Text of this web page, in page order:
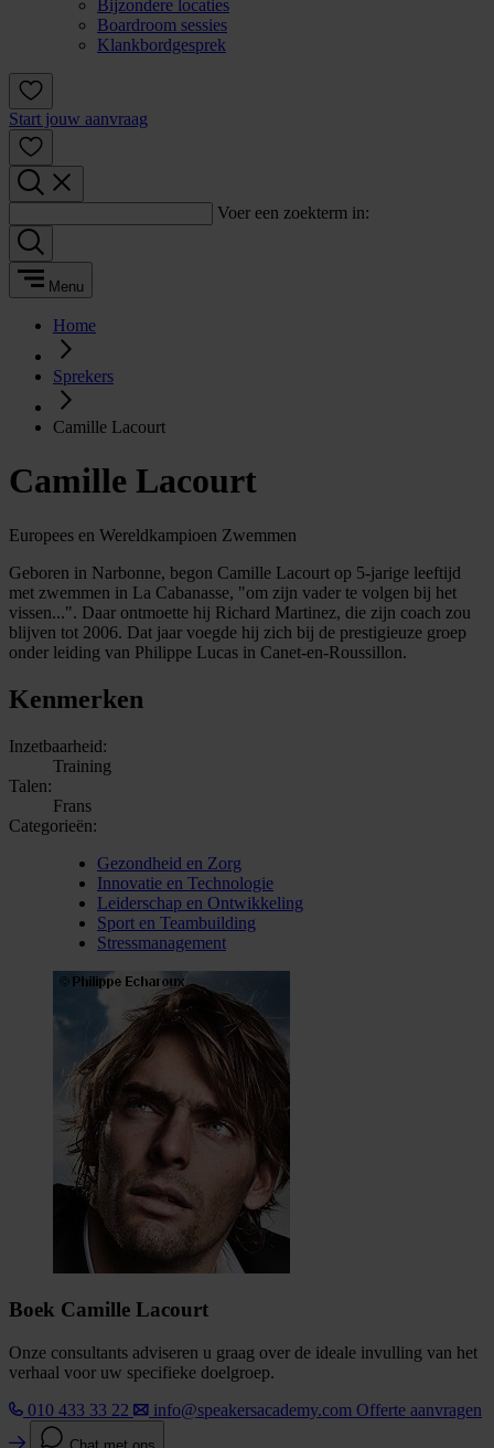
Bijzondere locaties
Boardroom sessies
Klankbordgesprek
Start jouw aanvraag
Voer een zoekterm in:
Menu
Home
Sprekers
Camille Lacourt
Camille Lacourt
Europees en Wereldkampioen Zwemmen
Geboren in Narbonne, begon Camille Lacourt op 5-jarige leeftijd
met zwemmen in La Cabanasse, "om zijn vader te volgen bij het
vissen...". Daar ontmoette hij Richard Martinez, die zijn coach zou
blijven tot 2006. Dat jaar voegde hij zich bij de prestigieuze groep
onder leiding van Philippe Lucas in Canet-en-Roussillon.
Kenmerken
Inzetbaarheid:
Training
Talen:
Frans
Categorieën:
Gezondheid en Zorg
Innovatie en Technologie
Leiderschap en Ontwikkeling
Sport en Teambuilding
Stressmanagement
Boek Camille Lacourt
Onze consultants adviseren u graag over de ideale invulling van het
verhaal voor uw specifieke doelgroep.
010 433 33 22
info@speakersacademy.com Offerte aanvragen